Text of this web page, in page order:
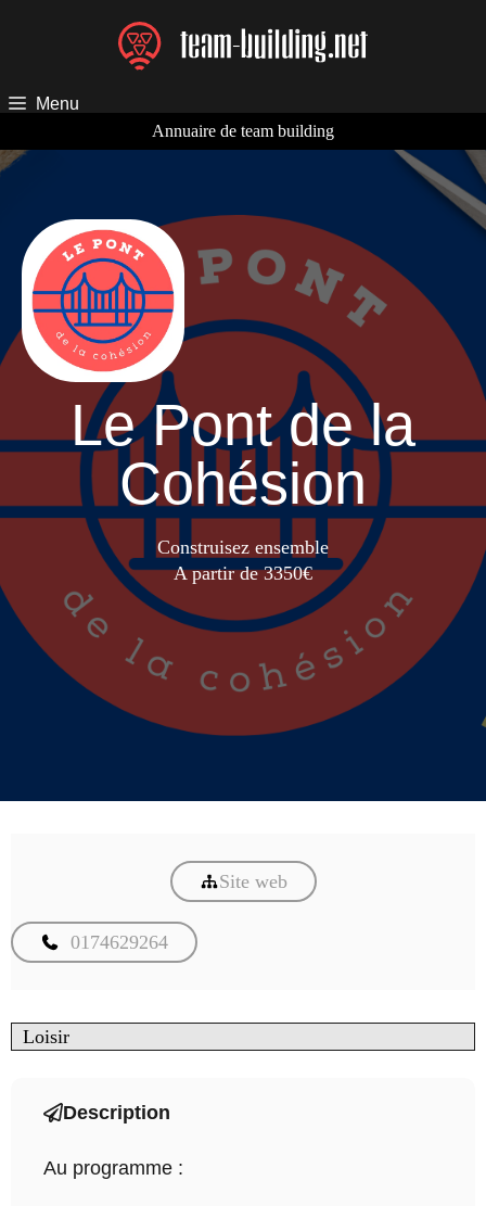
Menu
Annuaire de team building
Le Pont de la
Cohésion
Construisez ensemble
A partir de 3350€
Site web
0174629264
Loisir
Description
Au programme :